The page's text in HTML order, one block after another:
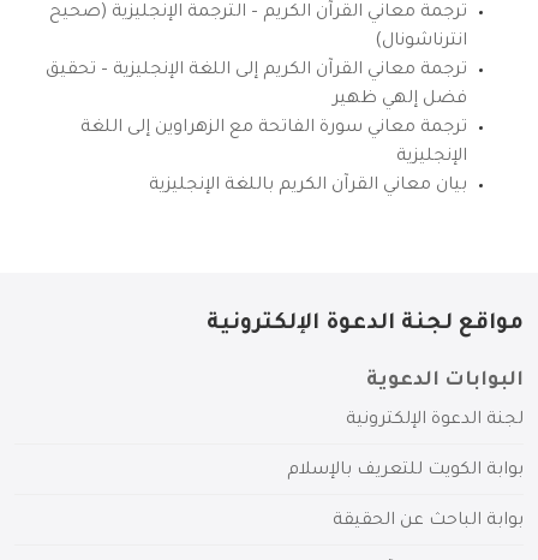
ترجمة معاني القرآن الكريم – الترجمة الإنجليزية (صحيح
انترناشونال)
ترجمة معاني القرآن الكريم إلى اللغة الإنجليزية – تحقيق
فضل إلهي ظهير
ترجمة معاني سورة الفاتحة مع الزهراوين إلى اللغة
الإنجليزية
بيان معاني القرآن الكريم باللغة الإنجليزية
مواقع لجنة الدعوة الإلكترونية
البوابات الدعوية
لجنة الدعوة الإلكترونية
بوابة الكويت للتعريف بالإسلام
بوابة الباحث عن الحقيقة